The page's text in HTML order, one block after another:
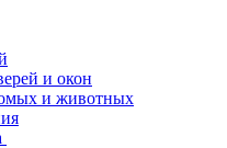
и окон
и животных